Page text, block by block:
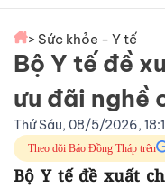
> Sức khỏe - Y tế
Bộ Y tế đề
ưu đãi nghề
Thứ Sáu, 08/5/2026,
Theo dõi Báo Đồng Tháp trên
Bộ Y tế đề xuất